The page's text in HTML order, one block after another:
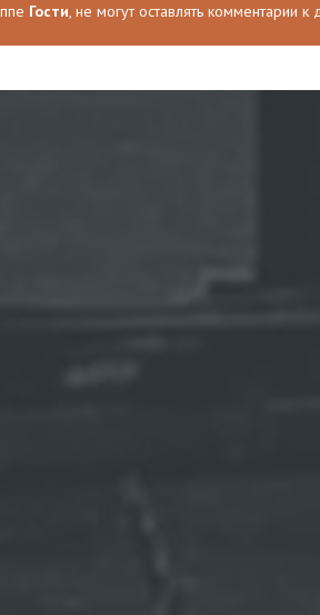
Гости, не могут оставлять комментарии к